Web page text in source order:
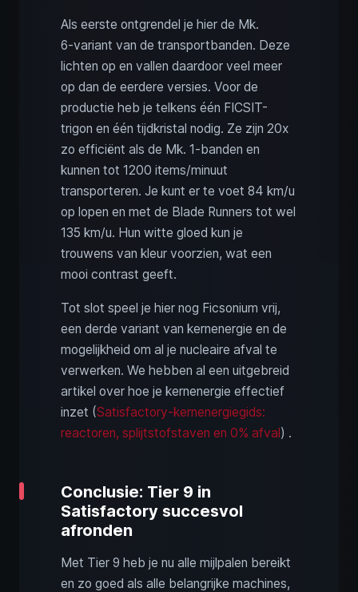
Als eerste ontgrendel je hier de Mk.
6‑variant van de transportbanden. Deze
lichten op en vallen daardoor veel meer
op dan de eerdere versies. Voor de
productie heb je telkens één FICSIT-
trigon en één tijdkristal nodig. Ze zijn 20x
zo efficiënt als de Mk. 1‑banden en
kunnen tot 1200 items/minuut
transporteren. Je kunt er te voet 84 km/u
op lopen en met de Blade Runners tot wel
135 km/u. Hun witte gloed kun je
trouwens van kleur voorzien, wat een
mooi contrast geeft.
Tot slot speel je hier nog Ficsonium vrij,
een derde variant van kernenergie en de
mogelijkheid om al je nucleaire afval te
verwerken. We hebben al een uitgebreid
artikel over hoe je kernenergie effectief
inzet (Satisfactory-kernenergiegids:
reactoren, splijtstofstaven en 0% afval ) .
Conclusie: Tier 9 in
Satisfactory succesvol
afronden
Met Tier 9 heb je nu alle mijlpalen bereikt
en zo goed als alle belangrijke machines,